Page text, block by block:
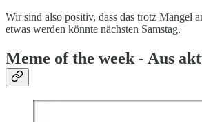
Wir sind also positiv, dass das trotz Mangel
etwas werden könnte nächsten Samstag.
Meme of the week - Aus